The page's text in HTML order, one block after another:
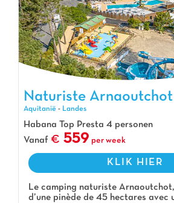
Naturiste Arnaoutchot, Vakantiepark Aquitanië
Naturiste Arnaoutchot
Aquitanië - Landes
Habana Top Presta 4 personen
Vanaf
559 per week
KLIK HIER
Le camping naturiste
d’une pinède de 45 hectares avec